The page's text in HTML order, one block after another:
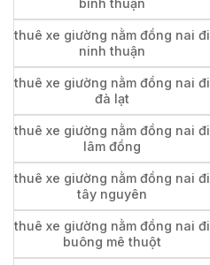
bình thuận
thuê xe giường nằm đồng nai đi
ninh thuận
thuê xe giường nằm đồng nai đi
đà lạt
thuê xe giường nằm đồng nai đi
lâm đồng
thuê xe giường nằm đồng nai đi
tây nguyên
thuê xe giường nằm đồng nai đi
buông mê thuột